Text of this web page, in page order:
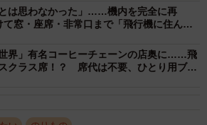
、新幹線の窓枠に飛行機から撮影し
だ。驚くのは映像だけではない。座
込まれており、店主自らが撮影した
、「や、やばい…ちょっと酔う…」
とは思わなかった」……機内を完全に再
・座席・非常口まで「飛行機に住んで
世界」有名コーヒーチェーンの店奥に……飛
クラス席！？ 席代は不要、ひとり用ブー